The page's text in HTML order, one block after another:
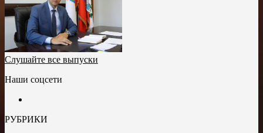
Слушайте все выпуски
Наши соцсети
РУБРИКИ